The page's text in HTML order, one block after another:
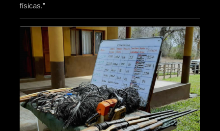
físicas.”